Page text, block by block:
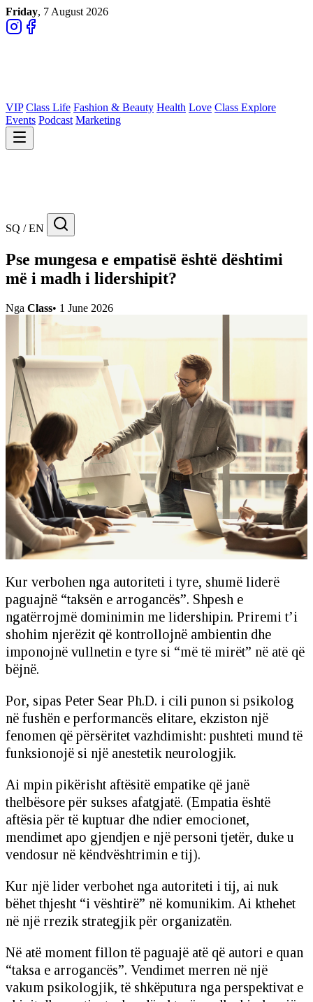
Friday, 7 August 2026
VIP Class Life Fashion & Beauty Health Love Class Explore
Events Podcast Marketing
SQ / EN
Pse mungesa e empatisë është dështimi
më i madh i lidershipit?
Nga Class• 1 June 2026
Kur verbohen nga autoriteti i tyre, shumë liderë
paguajnë “taksën e arrogancës”. Shpesh e
ngatërrojmë dominimin me lidershipin. Priremi t’i
shohim njerëzit që kontrollojnë ambientin dhe
imponojnë vullnetin e tyre si “më të mirët” në atë që
bëjnë.
Por, sipas Peter Sear Ph.D. i cili punon si psikolog
në fushën e performancës elitare, ekziston një
fenomen që përsëritet vazhdimisht: pushteti mund të
funksionojë si një anestetik neurologjik.
Ai mpin pikërisht aftësitë empatike që janë
thelbësore për sukses afatgjatë. (Empatia është
aftësia për të kuptuar dhe ndier emocionet,
mendimet apo gjendjen e një personi tjetër, duke u
vendosur në këndvështrimin e tij).
Kur një lider verbohet nga autoriteti i tij, ai nuk
bëhet thjesht “i vështirë” në komunikim. Ai kthehet
në një rrezik strategjik për organizatën.
Në atë moment fillon të paguajë atë që autori e quan
“taksa e arrogancës”. Vendimet merren në një
vakum psikologjik, të shkëputura nga perspektivat e